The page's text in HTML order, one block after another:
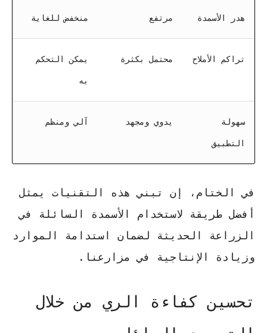
هدر الأسمدة مرتفع منخفض للغاية
تراكم الأملاح محتمل بكثرة يمكن التحكم
به
سهولة
التطبيق
يدوي ومجهد آلي ومنظم
في الختام، إن تبني هذه التقنيات يمثل
أفضل طريقة لاستخدام الأسمدة السائلة في
الزراعة الحديثة لضمان استدامة الموارد
وزيادة الإنتاجية في مزارعنا.
تحسين كفاءة الري من خلال